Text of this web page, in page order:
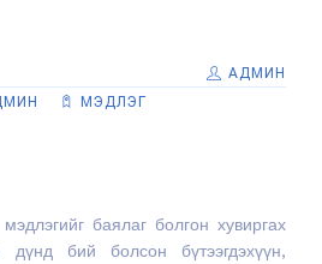
АДМИН
МЭДЛЭГ
баялаг болгон хувиргах
бий болсон бүтээгдэхүүн,